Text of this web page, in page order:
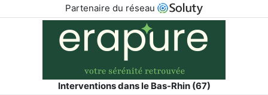
Partenaire du réseau
Interventions dans le Bas-Rhin (67)